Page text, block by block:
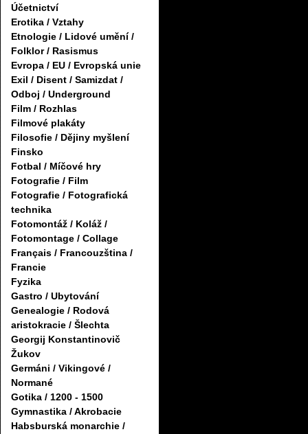
Účetnictví
Erotika / Vztahy
Etnologie / Lidové umění /
Folklor / Rasismus
Evropa / EU / Evropská unie
Exil / Disent / Samizdat /
Odboj / Underground
Film / Rozhlas
Filmové plakáty
Filosofie / Dějiny myšlení
Finsko
Fotbal / Míčové hry
Fotografie / Film
Fotografie / Fotografická
technika
Fotomontáž / Koláž /
Fotomontage / Collage
Français / Francouzština /
Francie
Fyzika
Gastro / Ubytování
Genealogie / Rodová
aristokracie / Šlechta
Georgij Konstantinovič
Žukov
Germáni / Vikingové /
Normané
Gotika / 1200 - 1500
Gymnastika / Akrobacie
Habsburská monarchie /